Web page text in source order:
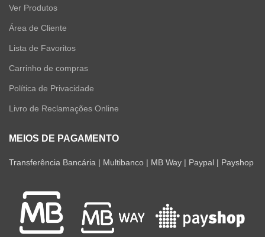
Ver Produtos
Área de Cliente
Lista de Favoritos
Carrinho de compras
Política de Privacidade
Livro de Reclamações Online
MEIOS DE PAGAMENTO
Transferência Bancária | Multibanco | MB Way | Paypal | Payshop